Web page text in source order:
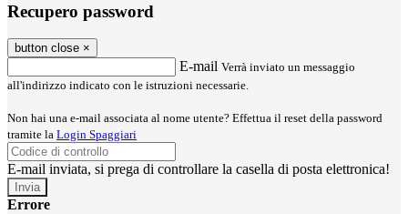
Recupero password
button close ×
E-mail Verrà inviato un messaggio
all'indirizzo indicato con le istruzioni necessarie.
Non hai una e-mail associata al nome utente? Effettua il reset della password
tramite la Login Spaggiari
E-mail inviata, si prega di controllare la casella di posta elettronica!
Errore